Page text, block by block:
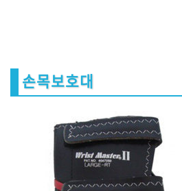
손목보호대